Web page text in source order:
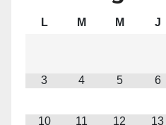
L M M J
3 4 5 6
10 11 12 13